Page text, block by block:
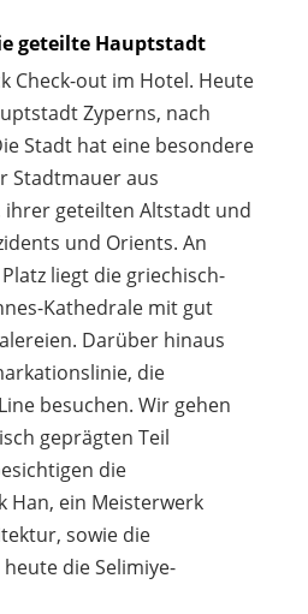
geteilte Hauptstadt
Check-out im Hotel. Heute
Zyperns, nach
Stadt hat eine besondere
Stadtmauer aus
ihrer geteilten Altstadt und
und Orients. An
liegt die griechisch-
Kathedrale mit gut
Darüber hinaus
die
besuchen. Wir gehen
geprägten Teil
die
Han, ein Meisterwerk
sowie die
die Selimiye-